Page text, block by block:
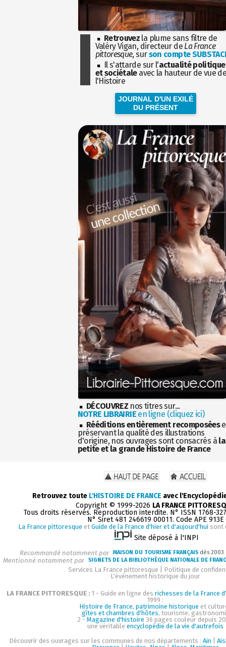
Retrouvez la plume sans filtre de
Valéry Vigan, directeur de La France
pittoresque, surson compte
Il s'attarde sur l'actualité politique
et sociétaleavec la hauteur de vue
l'Histoire
JOURNAL D'UN EXILÉ
DU PRÉSENT
DÉCOUVREZ nos titres sur...
NOTRE LIBRAIRIEen ligne (cliquez ici)
Rééditions entièrement recomposées
préservant la qualité des illustrations
d'origine, nos ouvrages sont consacrés à la
petite et la grande Histoire de France
Retrouvez toute L'HISTOIRE DE FRANCE avec
Copyright © 1999-2026 LA FRANCE
Tous droits réservés. Reproduction interdite. N° ISSN 1768-
N° Siret 481 246619 00011. Code APE 913E
La France pittoresque et Guide de la France d'hier et d'aujourd'hui sont
Site déposé à l'INPI
Recommandé notamment par MAISON DU TOURISME FRANÇAIS dès
Mentionné notamment par SIGNETS DE LA BIBLIOTHÈQUE NATIONALE DE
Services La France pittoresque
Politique de
L'événement historique du jour
LA FRANCE PITTORESQUE : 1 - Guide en ligne des richesses de la France
1999 :
Histoire de France, patrimoine historique et
gîtes et chambres d'hôtes, tourisme,
2 - Magazine d'histoire 36 pages couleur depuis
une véritable encyclopédie de la vie d'autrefois
Découvrir des ouvrages sur les communes de nos départements : Ain